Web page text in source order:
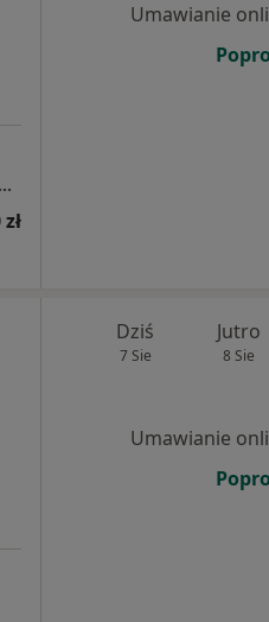
NZOZ Poradnia Pscyhiatryczno Psychologiczna COGITO
Umawianie
Dziś
7 Sie
Jutro
8 Sie
Umawianie